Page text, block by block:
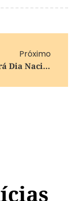
Próximo
Brasil Terá Dia Nacional Em Memória De Vítimas Do Trânsito